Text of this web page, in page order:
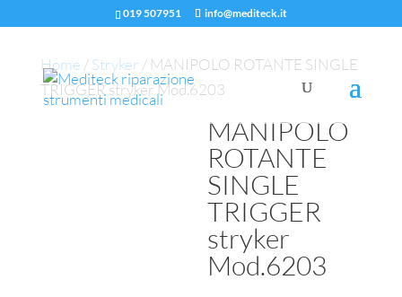
019 507951 info@mediteck.it
Home /Stryker / MANIPOLO ROTANTE SINGLE
TRIGGER stryker Mod.6203
MANIPOLO
ROTANTE
SINGLE
TRIGGER
stryker
Mod.6203